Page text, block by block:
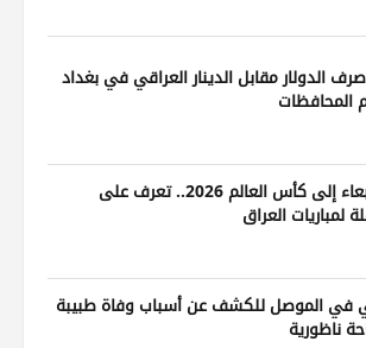
صرف الدولار مقابل الدينار العراقي في بغداد
المحافظات
من ودية الأربعاء إلى كأس العالم 2026.. تعرف على
لمباريات العراق
في الموصل للكشف عن أسباب وفاة طبيبة
ناظورية